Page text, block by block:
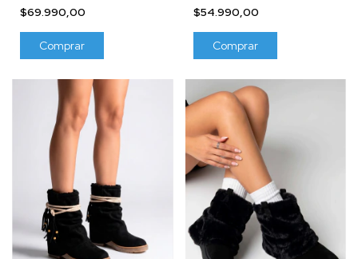
$69.990,00
Comprar
$54.990,00
Comprar